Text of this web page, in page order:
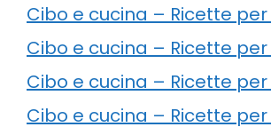
Cibo e cucina – Ricette
Cibo e cucina – Ricette
Cibo e cucina – Ricette
Cibo e cucina – Ricette